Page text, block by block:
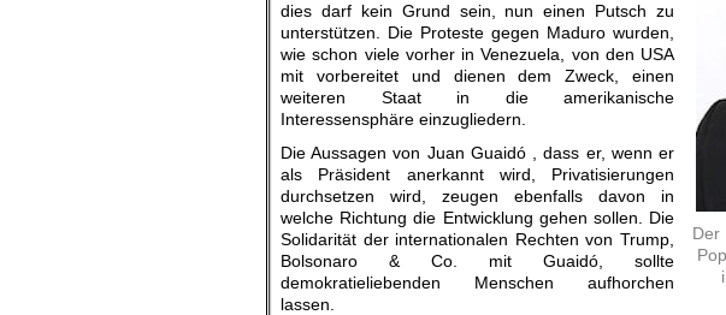
Der
dies darf kein Grund sein, nun einen Putsch zu
unterstützen. Die Proteste gegen Maduro wurden,
wie schon viele vorher in Venezuela, von den USA
mit vorbereitet und dienen dem Zweck, einen
weiteren Staat in die amerikanische
Interessensphäre einzugliedern.
Die Aussagen von Juan Guaidó , dass er, wenn er
als Präsident anerkannt wird, Privatisierungen
durchsetzen wird, zeugen ebenfalls davon in
welche Richtung die Entwicklung gehen sollen. Die
Solidarität der internationalen Rechten von Trump,
Bolsonaro & Co. mit Guaidó, sollte
demokratieliebenden Menschen aufhorchen
lassen.